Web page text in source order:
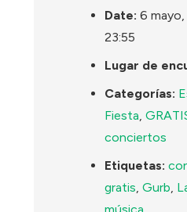
Date: 6 mayo,
23:55
Lugar de
Categorías:
Fiesta,
conciertos
Etiquetas:
gratis,Gurb,